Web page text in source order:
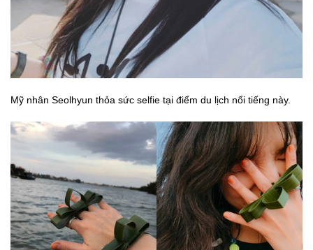
Mỹ nhân Seolhyun thỏa sức selfie tại điểm du lịch nổi tiếng này.